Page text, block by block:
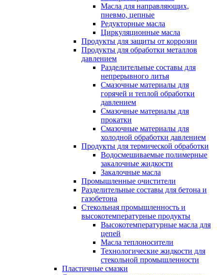
Масла для направляющих,
пневмо, цепные
Редукторные масла
Циркуляционные масла
Продукты для защиты от коррозии
Продукты для обработки металлов
давлением
Разделительные составы для
непрерывного литья
Смазочные материалы для
горячей и теплой обработки
давлением
Смазочные материалы для
прокатки
Смазочные материалы для
холодной обработки давлением
Продукты для термической обработки
Водосмешиваемые полимерные
закалочные жидкости
Закалочные масла
Промышленные очистители
Разделительные составы для бетона и
газобетона
Стекольная промышленность и
высокотемпературные продукты
Высокотемпературные масла для
цепей
Масла теплоносители
Технологические жидкости для
стекольной промышленности
Пластичные смазки